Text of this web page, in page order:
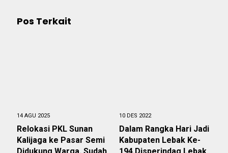
Pos Terkait
14 AGU 2025
Relokasi PKL Sunan
Kalijaga ke Pasar Semi
Didukung Warga, Sudah
10 DES 2022
Dalam Rangka Hari Jadi
Kabupaten Lebak Ke-
194,Disperindag Lebak